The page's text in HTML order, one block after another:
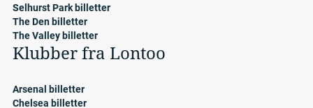
Selhurst Park billetter
The Den billetter
The Valley billetter
Klubber fra Lontoo
Arsenal billetter
Chelsea billetter